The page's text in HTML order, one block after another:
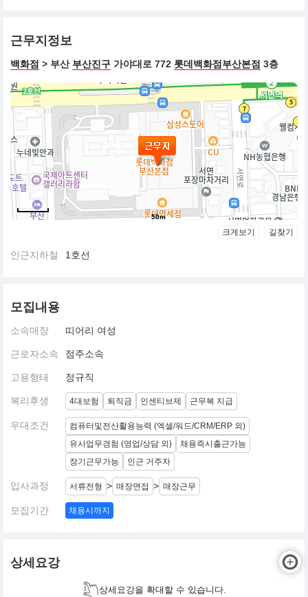
근무지정보
백화점 > 부산 부산진구 가야대로 772 롯데백화점부산본점 3층
50m
크게보기 길찾기
인근지하철 1호선
모집내용
소속매장 띠어리 여성
근로자소속 점주소속
고용형태 정규직
복리후생 4대보험 퇴직금 인센티브제 근무복 지급
우대조건
컴퓨터및전산활용능력 (엑셀/워드/CRM/ERP 외)
유사업무경험 (영업/상담 외)
채용즉시출근가능
장기근무가능
인근 거주자
입사과정 서류전형 > 매장면접 > 매장근무
모집기간 채용시까지
상세요강
상세요강을 확대할 수 있습니다.